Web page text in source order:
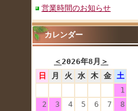
営業時間のお知らせ
カレンダー
＜2026年8月 ＞
日
月 火 水 木 金
土
1
2
3 4 5 6 7
8